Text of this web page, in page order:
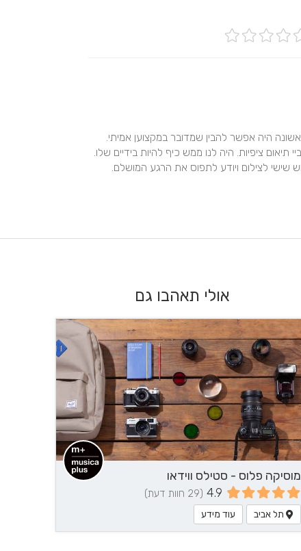
אולי תאהבו גם
מוסיקה פלוס - סטילס ווידאו
4.9 (29 חוות דעת)
תל אביב עוד מידע